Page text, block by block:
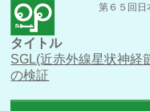
第６５回日
タイトル
SGL(近赤外線星状神経
の検証